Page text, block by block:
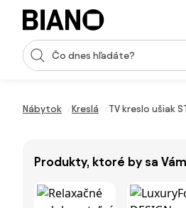
Preskočiť navigáciu, prejsť na obsah
Vstup pre vyhľadávanie
Nábytok Kreslá TV kreslo ušiak
Produkty, ktoré by sa